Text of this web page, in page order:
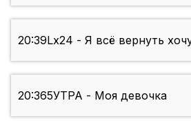
20:39Lx24 - Я всё вернуть
20:365УТРА - Моя девочка